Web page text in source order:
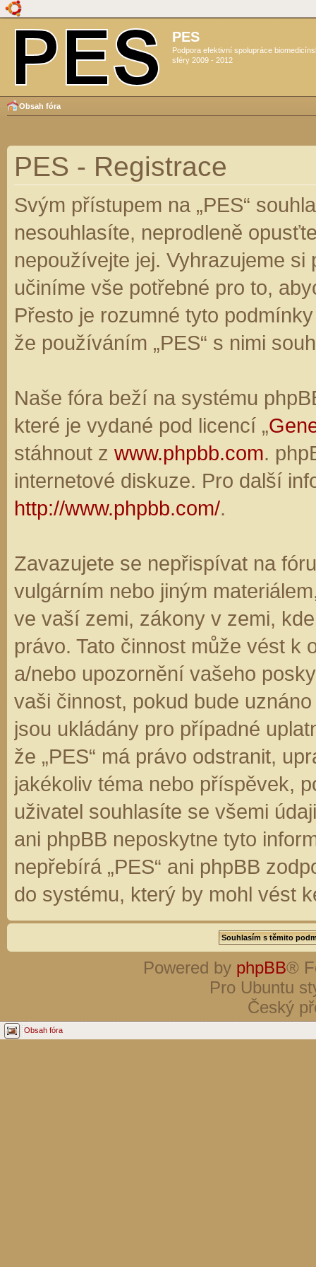
PES
Podpora efektivní spolupráce
sféry 2009 - 2012
Obsah fóra
PES - Registrace
Svým přístupem na „PES“
nesouhlasíte, neprodleně
nepoužívejte jej. Vyhrazujeme
učiníme vše potřebné pro to,
Přesto je rozumné tyto
že používáním „PES“ s nimi
Naše fóra beží na systému
které je vydané pod licencí „
stáhnout z www.phpbb.com.
internetové diskuze. Pro další
http://www.phpbb.com/.
Zavazujete se nepřispívat na
vulgárním nebo jiným
ve vaší zemi, zákony v zemi,
právo. Tato činnost může vést k
a/nebo upozornění vašeho
vaši činnost, pokud bude
jsou ukládány pro případné
že „PES“ má právo odstranit,
jakékoliv téma nebo příspěvek,
uživatel souhlasíte se všemi
ani phpBB neposkytne tyto
nepřebírá „PES“ ani phpBB
do systému, který by mohl vést
Powered by phpBB®
Pro Ubuntu
Český
Obsah fóra